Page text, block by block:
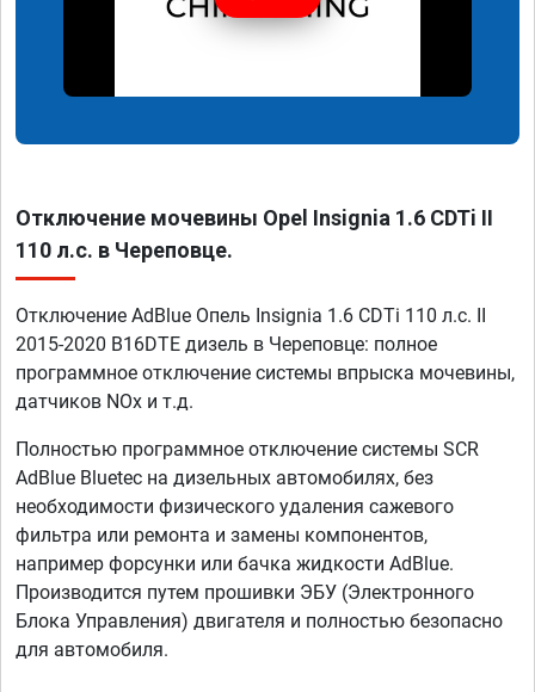
Отключение мочевины Opel Insignia 1.6 CDTi II
110 л.с. в Череповце.
Отключение AdBlue Опель Insignia 1.6 CDTi 110 л.с. II
2015-2020 B16DTE дизель в Череповце: полное
программное отключение системы впрыска мочевины,
датчиков NOx и т.д.
Полностью программное отключение системы SCR
AdBlue Bluetec на дизельных автомобилях, без
необходимости физического удаления сажевого
фильтра или ремонта и замены компонентов,
например форсунки или бачка жидкости AdBlue.
Производится путем прошивки ЭБУ (Электронного
Блока Управления) двигателя и полностью безопасно
для автомобиля.